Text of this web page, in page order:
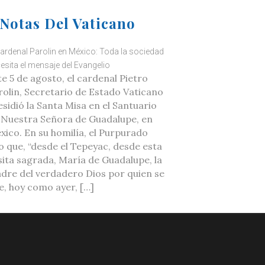
Notas Del Vaticano
Parolin en México: Toda la sociedad
el mensaje del Evangelio
5 de agosto, el cardenal Pietro
Secretario de Estado Vaticano
la Santa Misa en el Santuario
Señora de Guadalupe, en
En su homilía, el Purpurado
que, “desde el Tepeyac, desde esta
sagrada, María de Guadalupe, la
del verdadero Dios por quien se
hoy como ayer, […]